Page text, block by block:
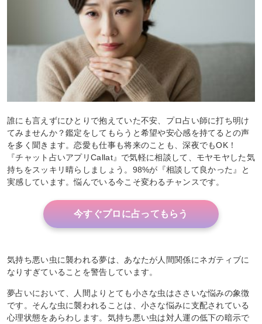
誰にも言えずにひとりで抱えていた不安、プロ占い師に打ち明け
てみませんか？鑑定をしてもらうと希望や安心感を持てるとの声
を多く聞きます。恋愛も仕事も将来のことも、深夜でもOK！
『チャット占いアプリCallat』で気軽に相談して、モヤモヤした気
持ちをスッキリ晴らしましょう。98%が『相談して良かった』と
実感しています。悩んでいる今こそ変わるチャンスです。
今すぐプロに占ってもらう
気持ち悪い虫に襲われる夢は、あなたが人間関係にネガティブに
なりすぎていることを警告しています。
夢占いにおいて、人間よりとても小さな虫はささいな悩みの象徴
です。そんな虫に襲われることは、小さな悩みに支配されている
心理状態をあらわします。気持ち悪い虫は対人運の低下の暗示で